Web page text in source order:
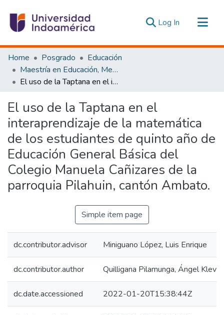
Log In (current)
Communities & Collections
All of DSpace
Statistics
Home Posgrado
Educación
Maestría en Educación, Mención Innovación y Liderazgo Educativo
El uso de la Taptana en el interaprendizaje de la matemática de los estudiantes de quinto año de Educación General Básica del Colegio Manuela Cañizares de la parroquia Pilahuin, cantón Ambato.
El uso de la Taptana en el
interaprendizaje de la matemática
de los estudiantes de quinto año de
Educación General Básica del
Colegio Manuela Cañizares de la
parroquia Pilahuin, cantón Ambato.
Simple item page
dc.contributor.advisor Miniguano López, Luis Enrique
dc.contributor.author Quilligana Pilamunga, Ángel Klever
dc.date.accessioned 2022-01-20T15:38:44Z